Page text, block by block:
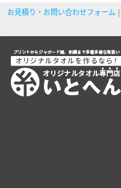
お見積り・お問い合わせフォーム